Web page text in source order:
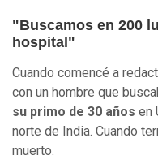
"Buscamos en 200
hospital"
Cuando comencé a
con un hombre que
su primo de 30 años en
norte de India. Cuando
muerto.